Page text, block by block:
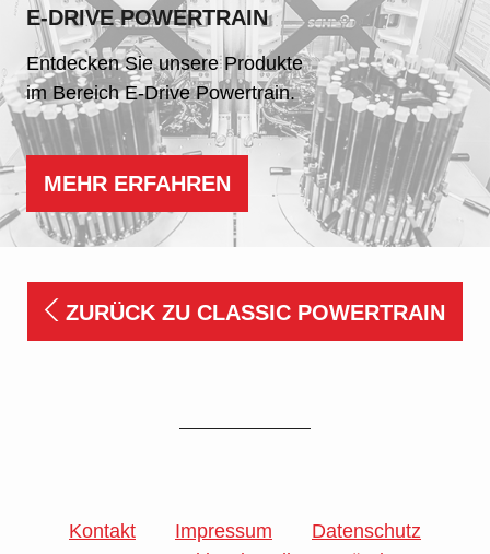
E-DRIVE POWERTRAIN
Entdecken Sie unsere Produkte
im BereichE-Drive Powertrain.
MEHR ERFAHREN
ZURÜCK ZU CLASSIC POWERTRAIN
Kontakt Impressum
Datenschutz